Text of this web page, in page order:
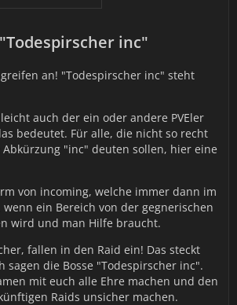
inc"
an! "Todespirscher inc" steht
auch der ein oder andere PVEler
bedeutet. Für alle, die nicht so recht
"inc" deuten sollen, hier eine
von incoming, welche immer dann im
ein Bereich von der gegnerischen
wird und man Hilfe braucht.
fallen in den Raid ein! Das steckt
sagen die Bosse "Todespirscher inc".
mit euch alle Ehre machen und den
Raids unsicher machen.